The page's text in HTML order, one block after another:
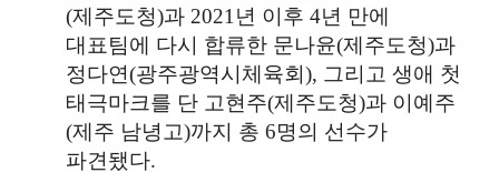
(제주도청)과 2021 년 이후4년 만에
대표팀에 다시 합류한 문나윤(제주도청)과
정다연(광주광역시체육회), 그리고 생애 첫
태극마크를 단 고현주(제주도청)과 이예주
(제주 남녕고)까지 총6명의 선수가
파견됐다.